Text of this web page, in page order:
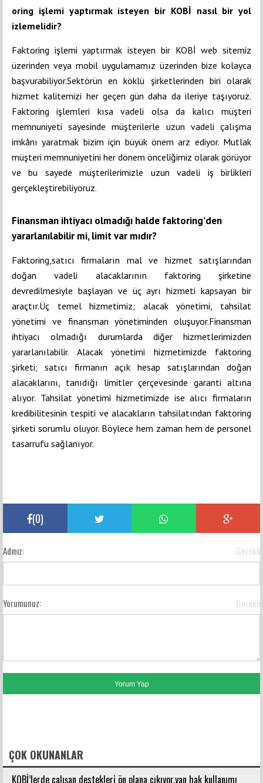
oring işlemi yaptırmak isteyen bir KOBİ nasıl bir yol
izlemelidir?
Faktoring işlemi yaptırmak isteyen bir KOBİ web sitemiz
üzerinden veya mobil uygulamamız üzerinden bize kolayca
başvurabiliyor.Sektörün en köklü şirketlerinden biri olarak
hizmet kalitemizi her geçen gün daha da ileriye taşıyoruz.
Faktoring işlemleri kısa vadeli olsa da kalıcı müşteri
memnuniyeti sayesinde müşterilerle uzun vadeli çalışma
imkânı yaratmak bizim için büyük önem arz ediyor. Mutlak
müşteri memnuniyetini her dönem önceliğimiz olarak görüyor
ve bu sayede müşterilerimizle uzun vadeli iş birlikleri
gerçekleştirebiliyoruz.
Finansman ihtiyacı olmadığı halde faktoring’den
yararlanılabilir mi, limit var mıdır?
Faktoring,satıcı firmaların mal ve hizmet satışlarından
doğan vadeli alacaklarının faktoring şirketine
devredilmesiyle başlayan ve üç ayrı hizmeti kapsayan bir
araçtır.Üç temel hizmetimiz; alacak yönetimi, tahsilat
yönetimi ve finansman yönetiminden oluşuyor.Finansman
ihtiyacı olmadığı durumlarda diğer hizmetlerimizden
yararlanılabilir. Alacak yönetimi hizmetimizde faktoring
şirketi; satıcı firmanın açık hesap satışlarından doğan
alacaklarını, tanıdığı limitler çerçevesinde garanti altına
alıyor. Tahsilat yönetimi hizmetimizde ise alıcı firmaların
kredibilitesinin tespiti ve alacakların tahsilatından faktoring
şirketi sorumlu oluyor. Böylece hem zaman hem de personel
tasarrufu sağlanıyor.
(0)
Adınız: Gerekli
Yorumunuz: Gerekli
ÇOK OKUNANLAR
KOBİ’lerde çalışan destekleri ön plana çıkıyor,yan hak kullanımı